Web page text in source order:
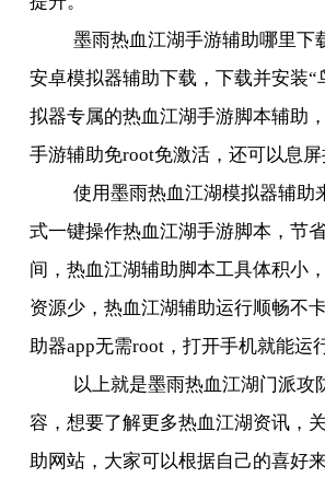
墨雨热血江湖手游辅助哪里下
安卓模拟器辅助下载，下载并安装“
拟器专属的热血江湖手游脚本辅助
手游辅助免root免激活，还可以息屏
使用墨雨热血江湖模拟器辅助
式一键操作热血江湖手游脚本，节
间，热血江湖辅助脚本工具体积小
资源少，热血江湖辅助运行顺畅不
助器app无需root ，打开手机就能运
以上就是墨雨热血江湖门派攻
容，想要了解更多热血江湖资讯，
助网站，大家可以根据自己的喜好